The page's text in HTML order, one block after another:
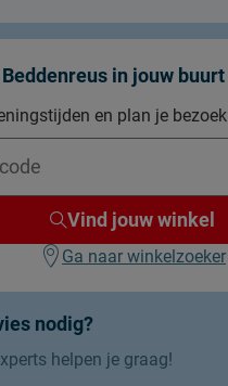
nodig?
helpen je graag!
in jouw buurt
en plan je bezoek
Vind jouw winkel
Ga naar winkelzoeker